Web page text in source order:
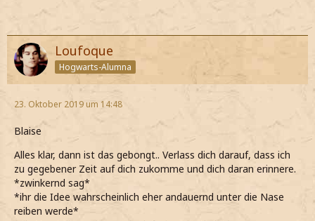
Loufoque
Hogwarts-Alumna
23. Oktober 2019 um 14:48
Blaise
Alles klar, dann ist das gebongt.. Verlass dich darauf, dass ich
zu gegebener Zeit auf dich zukomme und dich daran erinnere.
*zwinkernd sag*
*ihr die Idee wahrscheinlich eher andauernd unter die Nase
reiben werde*